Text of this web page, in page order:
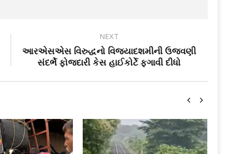
NEXT
આરએસએસ વિરુદ્ધનો વિજયાદશમીની ઉજવણી
સંદર્ભે ફોજદારી કેસ હાઈકોર્ટે ફગાવી દીધો